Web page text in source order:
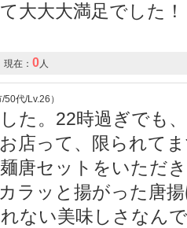
大大大満足でした
現在： 0人
代/Lv.26）
た。22時過ぎでも
店って、限られて
唐セットをいただ
ラッと揚がった唐
ない美味しさなん